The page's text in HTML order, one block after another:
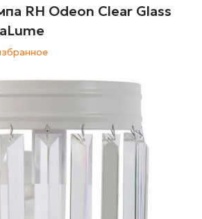
RH Odeon Clear Glass